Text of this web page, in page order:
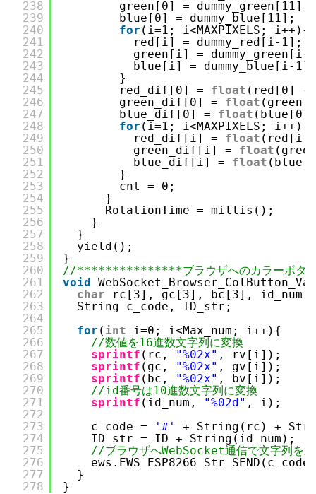
238
239
240
241
242
243
244
245
246
247
248
249
250
251
252
253
254
255
256
257
258
259
260
261
262
263
264
265
266
267
268
269
270
271
272
273
274
275
276
277
278
green[0] = dummy_green[11];
blue[0] = dummy_blue[11];
for (i=1; i<MAXPIXELS; i++){
red[i] = dummy_red[i-1];
green[i] =
blue[i] = dummy_blue[i-1];
}
red_dif[0] = float (red[0] -
green_dif[0] = float
blue_dif[0] = float (blue[0]
for (i=1; i<MAXPIXELS; i++){
red_dif[i] = float (red[i]
green_dif[i] = float
blue_dif[i] = float
}
cnt = 0;
}
RotationTime = millis();
}
}
yield();
}
//***************ブラウザへのカラーボ
void
char
rc[3], gc[3], bc[3],
String c_code, ID_str;
for ( int
i=0; i<Max_num; i++){
//数値を16進数文字列に変換
sprintf (rc, "%02x" , rv[i]);
sprintf (gc, "%02x" , gv[i]);
sprintf (bc, "%02x" , bv[i]);
//id番号は10進数文字列に変換
sprintf (id_num, "%02d" , i);
c_code =
'#'
+ String(rc) +
ID_str = ID + String(id_num);
//ブラウザへWebSocket通信で文字列を
}
}